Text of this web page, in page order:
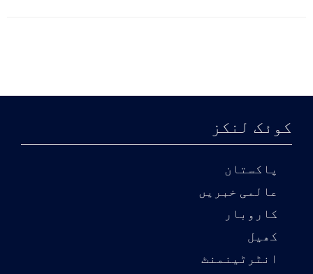
کوئک لنکز
پاکستان
عالمی خبریں
کاروبار
کھیل
انٹرٹینمنٹ